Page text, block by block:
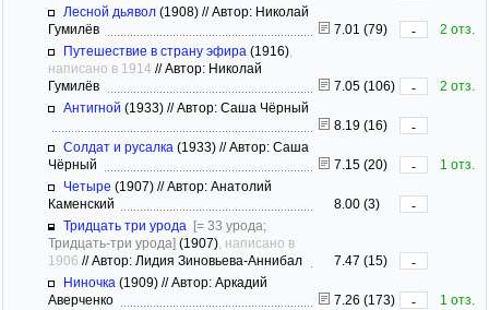
Лесной дьявол (1908) //Автор: Николай
Гумилёв
7.01 (79) -
2 отз.
Путешествие в страну эфира (1916)
написано в 1914 //Автор: Николай
Гумилёв
7.05 (106) -
2 отз.
Антигной (1933) //Автор: Саша Чёрный
8.19 (16)
-
Солдат и русалка (1933) //Автор: Саша
Чёрный
7.15 (20) -
1 отз.
Четыре (1907) //Автор: Анатолий
Каменский
8.00 (3)
-
Тридцать три урода [= 33 урода;
Тридцать-три урода] (1907) , написано в
1906 //Автор: Лидия Зиновьева-Аннибал 7.47 (15)
-
Ниночка (1909) //Автор: Аркадий
Аверченко
7.26 (173) -
1 отз.